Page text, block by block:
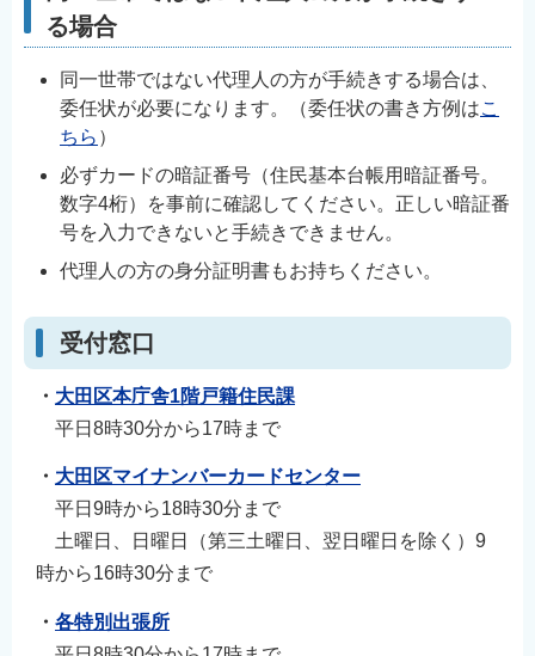
る場合
同一世帯ではない代理人の方が手続きする場合は、
委任状が必要になります。（委任状の書き方例はこ
ちら ）
必ずカードの暗証番号（住民基本台帳用暗証番号。
数字4桁）を事前に確認してください。正しい暗証番
号を入力できないと手続きできません。
代理人の方の身分証明書もお持ちください。
受付窓口
・ 大田区本庁舎1階戸籍住民課
平日8時30分から17時まで
・ 大田区マイナンバーカードセンター
平日9時から18時30分まで
土曜日、日曜日（第三土曜日、翌日曜日を除く）9
時から16時30分まで
・ 各特別出張所